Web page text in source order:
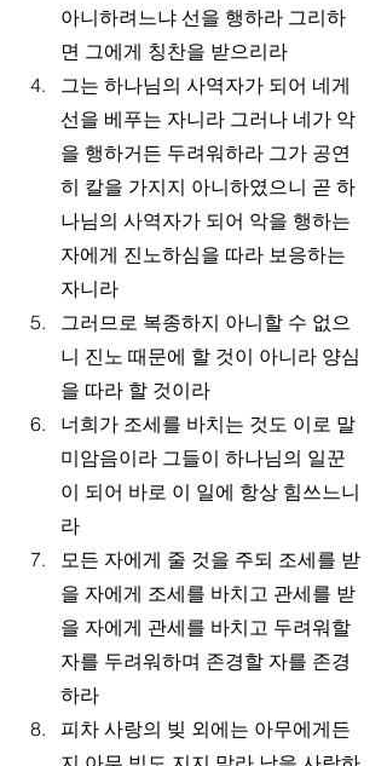
아니하려느냐 선을 행하라 그리하
면 그에게 칭찬을 받으리라
그는 하나님의 사역자가 되어 네게
선을 베푸는 자니라 그러나 네가 악
을 행하거든 두려워하라 그가 공연
히 칼을 가지지 아니하였으니 곧 하
나님의 사역자가 되어 악을 행하는
자에게 진노하심을 따라 보응하는
자니라
그러므로 복종하지 아니할 수 없으
니 진노 때문에 할 것이 아니라 양심
을 따라 할 것이라
너희가 조세를 바치는 것도 이로 말
미암음이라 그들이 하나님의 일꾼
이 되어 바로 이 일에 항상 힘쓰느니
라
모든 자에게 줄 것을 주되 조세를 받
을 자에게 조세를 바치고 관세를 받
을 자에게 관세를 바치고 두려워할
자를 두려워하며 존경할 자를 존경
하라
피차 사랑의 빚 외에는 아무에게든